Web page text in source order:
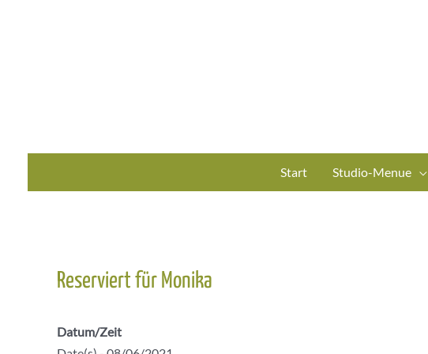
Start Studio-Menue
Reserviert für Monika
Datum/Zeit